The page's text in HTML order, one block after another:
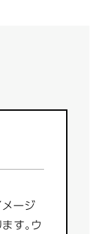
ージ
す。ウ